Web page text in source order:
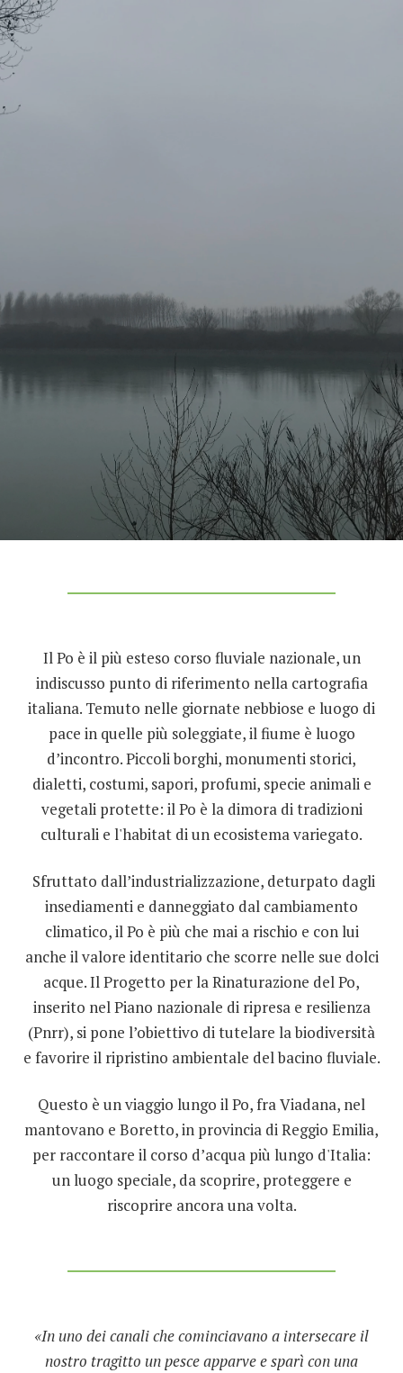
Il Po è il più esteso corso fluviale nazionale, un
indiscusso punto di riferimento nella cartografia
italiana. Temuto nelle giornate nebbiose e luogo di
pace in quelle più soleggiate, il fiume è luogo
d’incontro. Piccoli borghi, monumenti storici,
dialetti, costumi, sapori, profumi, specie animali e
vegetali protette: il Po è la dimora di tradizioni
culturali e l'habitat di un ecosistema variegato.
Sfruttato dall’industrializzazione, deturpato dagli
insediamenti e danneggiato dal cambiamento
climatico, il Po è più che mai a rischio e con lui
anche il valore identitario che scorre nelle sue dolci
acque. Il Progetto per la Rinaturazione del Po,
inserito nel Piano nazionale di ripresa e resilienza
(Pnrr), si pone l’obiettivo di tutelare la biodiversità
e favorire il ripristino ambientale del bacino fluviale.
Questo è un viaggio lungo il Po, fra Viadana, nel
mantovano e Boretto, in provincia di Reggio Emilia,
per raccontare il corso d’acqua più lungo d'Italia:
un luogo speciale, da scoprire, proteggere e
riscoprire ancora una volta.
«In uno dei canali che cominciavano a intersecare il
nostro tragitto un pesce apparve e sparì con una